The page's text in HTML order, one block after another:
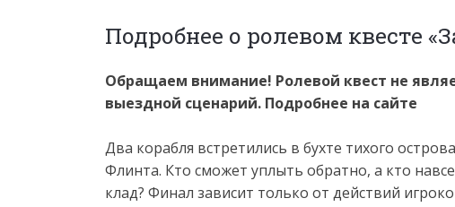
Подробнее о ролевом квесте
Обращаем внимание! Ролевой квест не
выездной сценарий. Подробнее на сайте
Два корабля встретились в бухте тихого
Флинта. Кто сможет уплыть обратно, а кто
клад? Финал зависит только от действий